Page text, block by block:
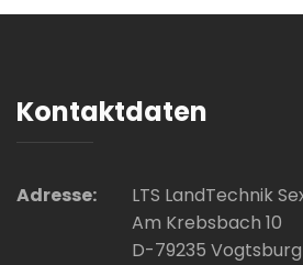
Kontaktdaten
Adresse:
LTS LandTechnik
Am Krebsbach 10
D-79235 Vogtsburg